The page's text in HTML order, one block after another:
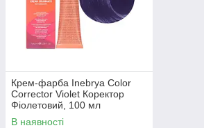
Крем-фарба Inebrya Сolor
Corrector Violet Коректор
Фіолетовий, 100 мл
(1006681)
В наявності